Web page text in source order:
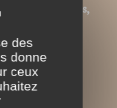
type iPad, Archos,
des
donne
ceux